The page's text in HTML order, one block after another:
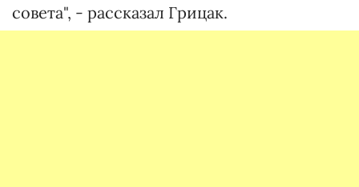
совета", - рассказал Грицак.